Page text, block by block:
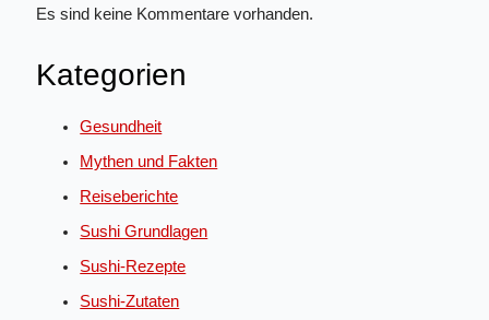
Es sind keine Kommentare vorhanden.
Kategorien
Gesundheit
Mythen und Fakten
Reiseberichte
Sushi Grundlagen
Sushi-Rezepte
Sushi-Zutaten